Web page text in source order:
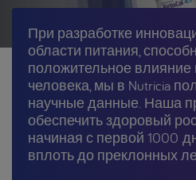
При разработке
области питания,
положительное влияние
человека, мы в Nutricia
научные данные. Наша
обеспечить здоровый
начиная с первой 1000
вплоть до преклонных